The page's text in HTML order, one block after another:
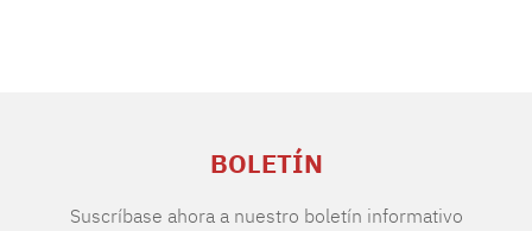
BOLETÍN
Suscríbase ahora a nuestro boletín informativo